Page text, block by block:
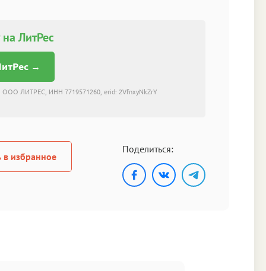
ЛитРес
→
ООО ЛИТРЕС, ИНН 7719571260, erid: 2VfnxyNkZrY
в избранное
Поделиться: